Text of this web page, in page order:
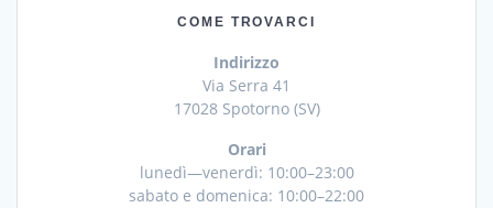
COME TROVARCI
Indirizzo
Via Serra 41
17028 Spotorno (SV)
Orari
lunedì—venerdì: 10:00–23:00
sabato e domenica: 10:00–22:00